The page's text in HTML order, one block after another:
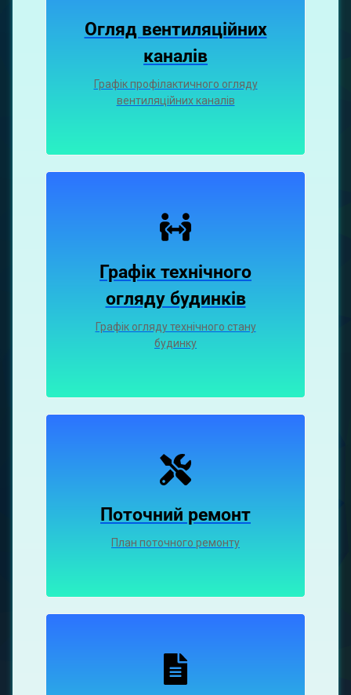
Огляд вентиляційних
каналiв
Графiк профiлактичного огляду
вентиляцiйних каналiв
Графік технічного
огляду будинків
Графік огляду технічного стану
будинку
Поточний ремонт
План поточного ремонту